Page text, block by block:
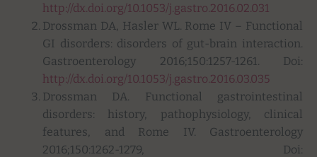
http://dx.doi.org/10.1053/j.gastro.2016.02.031
Drossman DA, Hasler WL. Rome IV – Functional
GI disorders: disorders of gut-brain interaction.
Gastroenterology 2016;150:1257-1261. Doi:
http://dx.doi.org/10.1053/j.gastro.2016.03.035
Drossman DA. Functional gastrointestinal
disorders: history, pathophysiology, clinical
features, and Rome IV. Gastroenterology
2016;150:1262-1279, Doi: